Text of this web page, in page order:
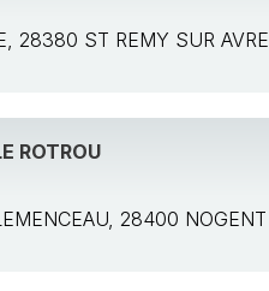
28380 ST REMY SUR AVRE
ROTROU
28400